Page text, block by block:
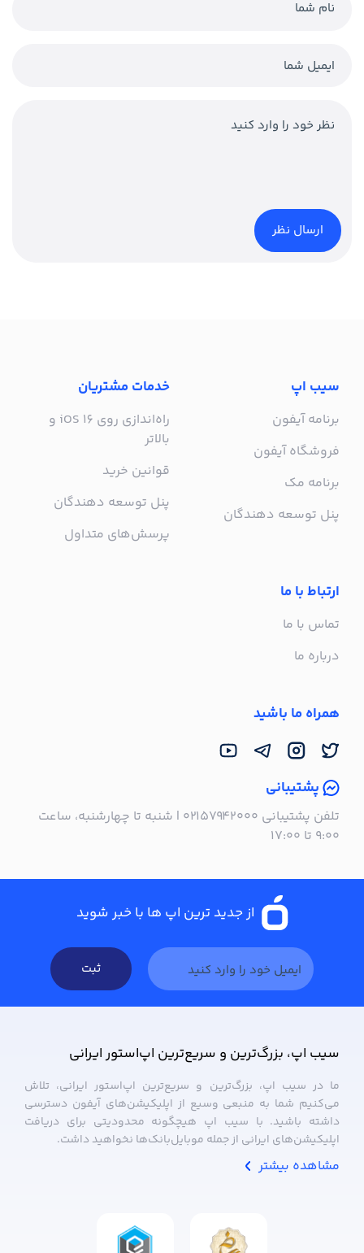
سیب اپ
برنامه آیفون
فروشگاه آیفون
برنامه مک
پنل توسعه دهندگان
خدمات مشتریان
راه‌اندازی روی iOS 16 و
بالاتر
قوانین خرید
پنل توسعه دهندگان
پرسش‌های متداول
ارتباط با ما
تماس با ما
درباره ما
همراه ما باشید
پشتیبانی
تلفن پشتیبانی ۰۲۱۵۷۹۴۲۰۰۰ | شنبه تا چهارشنبه، ساعت
۹:۰۰ تا ۱۷:۰۰
از جدید ترین اپ ها با خبر شوید
ثبت
سیب ‌اپ، بزرگ‌ترین و سریع‌ترین اپ‌استور ایرانی
ما در سیب ‌اپ، بزرگ‌ترین و سریع‌ترین اپ‌استور ایرانی، تلاش
می‌کنیم شما به منبعی وسیع از اپلیکیشن‌های آیفون دسترسی
داشته باشید. با سیب ‌اپ هیچگونه محدودیتی برای دریافت
اپلیکیشن‌های ایرانی از جمله موبایل‌بانک‌ها نخواهید داشت.
مشاهده بیشتر